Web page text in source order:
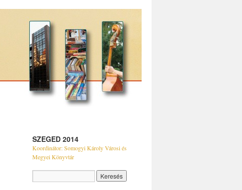
SZEGED 2014
Koordinátor: Somogyi Károly Városi és
Megyei Könyvtár